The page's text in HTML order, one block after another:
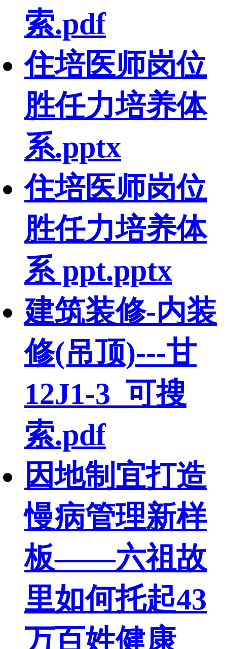
索.pdf
住培医师岗位
胜任力培养体
系.pptx
住培医师岗位
胜任力培养体
系 ppt.pptx
建筑装修-内装
修(吊顶)---甘
12J1-3_可搜
索.pdf
因地制宜打造
慢病管理新样
板——六祖故
里如何托起43
万百姓健康